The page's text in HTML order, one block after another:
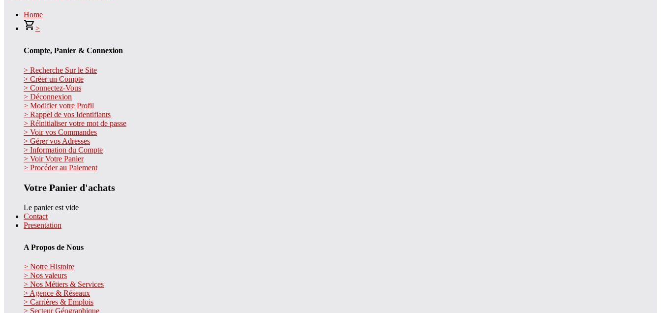
Home
>
Compte, Panier & Connexion
> Recherche Sur le Site
> Créer un Compte
> Connectez-Vous
> Déconnexion
> Modifier votre Profil
> Rappel de vos Identifiants
> Réinitialiser votre mot de passe
> Voir vos Commandes
> Gérer vos Adresses
> Information du Compte
> Voir Votre Panier
> Procéder au Paiement
Votre Panier d'achats
Le panier est vide
Contact
Presentation
A Propos de Nous
> Notre Histoire
> Nos valeurs
> Nos Métiers & Services
> Agence & Réseaux
> Carrières & Emplois
> Secteur Géographique